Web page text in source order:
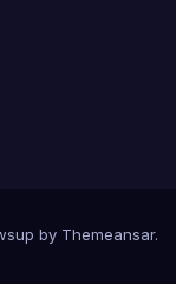
by Themeansar.